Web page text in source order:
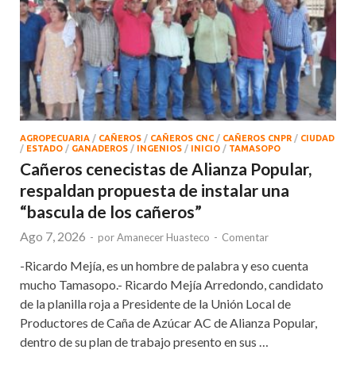
AGROPECUARIA / CAÑEROS / CAÑEROS CNC / CAÑEROS CNPR / CIUDAD
/ ESTADO / GANADEROS / INGENIOS / INICIO / TAMASOPO
Cañeros cenecistas de Alianza Popular,
respaldan propuesta de instalar una
“bascula de los cañeros”
Ago 7, 2026 - porAmanecer Huasteco - Comentar
-Ricardo Mejía, es un hombre de palabra y eso cuenta
mucho Tamasopo.- Ricardo Mejía Arredondo, candidato
de la planilla roja a Presidente de la Unión Local de
Productores de Caña de Azúcar AC de Alianza Popular,
dentro de su plan de trabajo presento en sus …